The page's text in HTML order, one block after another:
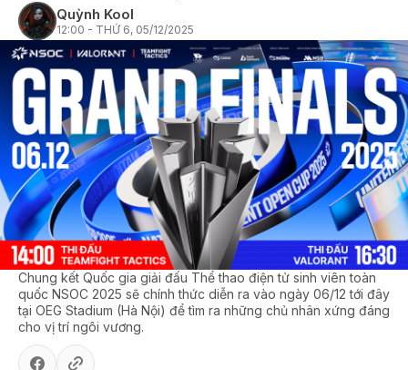
Quỳnh Kool
12:00 - THỨ 6, 05/12/2025
Chung kết Quốc gia giải đấu Thể thao điện tử sinh viên toàn
quốc NSOC 2025 sẽ chính thức diễn ra vào ngày 06/12 tới đây
tại OEG Stadium (Hà Nội) để tìm ra những chủ nhân xứng đáng
cho vị trí ngôi vương.